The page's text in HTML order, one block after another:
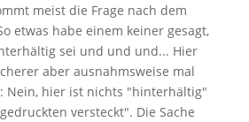
meist die Frage nach dem
etwas habe einem keiner gesagt,
sei und und und... Hier
aber ausnahmsweise mal
Nein, hier ist nichts "hinterhältig"
versteckt". Die Sache